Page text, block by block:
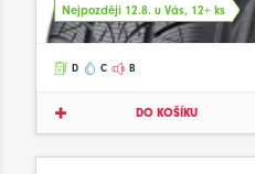
Nejpozději 12.8. u Vás, 12+ ks
D C B
DO KOŠÍKU